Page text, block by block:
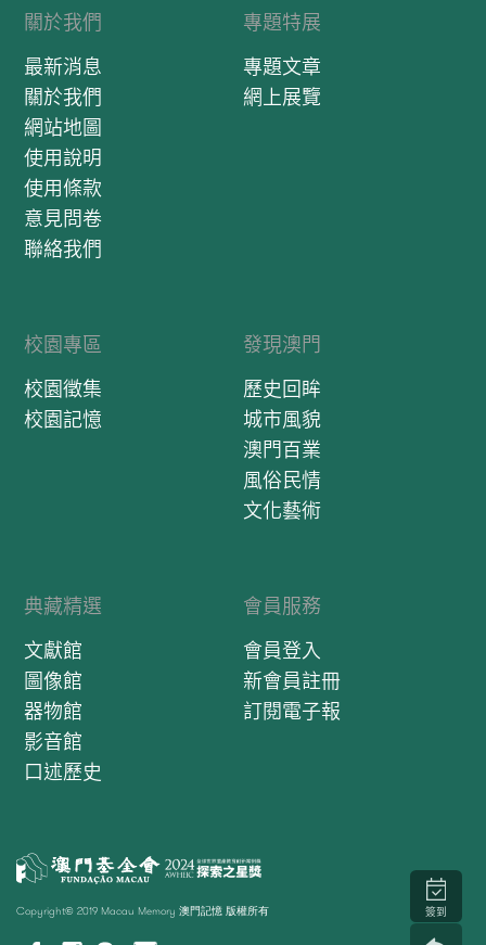
關於我們
最新消息
關於我們
網站地圖
使用說明
使用條款
意見問卷
聯絡我們
專題特展
專題文章
網上展覽
校園專區
校園徵集
校園記憶
發現澳門
歷史回眸
城市風貌
澳門百業
風俗民情
文化藝術
典藏精選
文獻館
圖像館
器物館
影音館
口述歷史
會員服務
會員登入
新會員註冊
訂閱電子報
Copyright© 2019 Macau Memory 澳門記憶 版權所有 簽到